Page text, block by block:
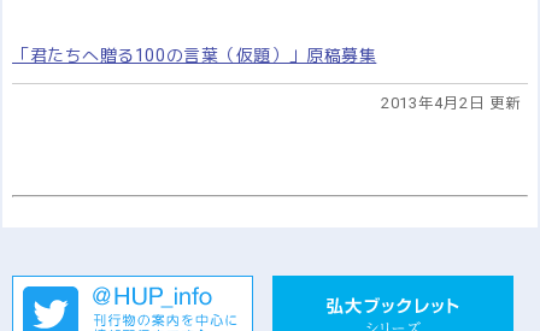
「君たちへ贈る100の言葉（仮題）」原稿募集
2013年4月2日 更新